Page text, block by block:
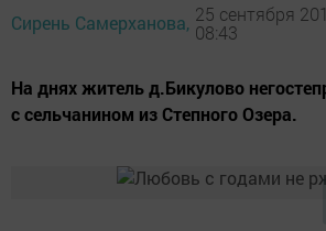
Сирень Самерханова, 25 сентября
08:43
На днях житель д.Бикулово
с сельчанином из Степного Озера.